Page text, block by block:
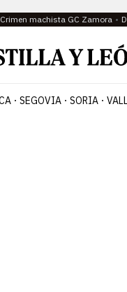
Crimen machista GC Zamora
SEGOVIA SORIA